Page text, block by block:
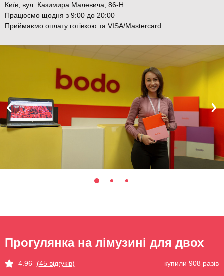
Київ, вул. Казимира Малевича, 86-Н
Працюємо щодня з 9:00 до 20:00
Приймаємо оплату готівкою та VISA/Mastercard
Прогулянка на лімузині для двох
4.96 (45 відгуків) купили 908 разів